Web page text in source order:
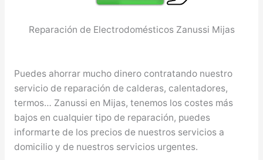
Reparación de Electrodomésticos Zanussi Mijas
Puedes ahorrar mucho dinero contratando nuestro
servicio de reparación de calderas, calentadores,
termos… Zanussi en Mijas, tenemos los costes más
bajos en cualquier tipo de reparación, puedes
informarte de los precios de nuestros servicios a
domicilio y de nuestros servicios urgentes.